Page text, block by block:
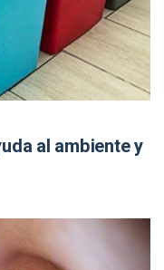
al ambiente y